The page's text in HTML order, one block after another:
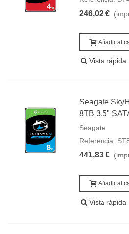
246,02 €
Añadir al
Vista rápida
Seagate
8TB 3.5"
Seagate
Referencia:
441,83 €
Añadir al
Vista rápida